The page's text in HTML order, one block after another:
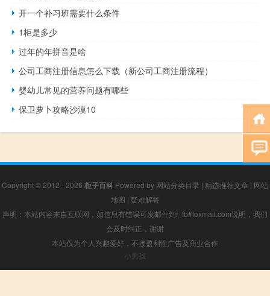
开一个补习班需要什么条件
1柜是多少
过年的年拼音是啥
公司工商注册信息怎么下载（新公司工商注册流程）
婴幼儿常见的营养问题有哪些
保卫萝卜攻略沙漠10
Copyright © 2012 - 2026 柜子百科 Powered by 网站分类目录 | 精选推荐文章 | 网站
地图 | 疑难解答
声明：本站内容来自互联网，如信息有错误可发邮件到f_fb#foxmail.com说明，我们
会及时纠正，谢谢
本站仅为个人兴趣爱好，不接盈利性广告及商业合作
小男孩